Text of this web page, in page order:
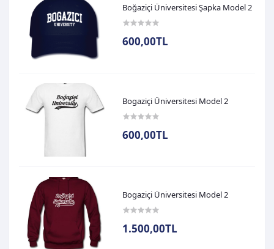
Boğaziçi Üniversitesi Şapka Model 2
600,00TL
Bogaziçi Üniversitesi Model 2
600,00TL
Bogaziçi Üniversitesi Model 2
1.500,00TL